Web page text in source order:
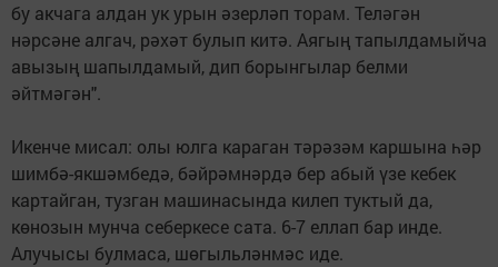
бу акчага алдан ук урын әзерләп торам. Теләгән
нәрсәне алгач, рәхәт булып китә. Аягың тапылдамыйча
авызың шапылдамый, дип борынгылар белми
әйтмәгән".
Икенче мисал: олы юлга караган тәрәзәм каршына һәр
шимбә-якшәмбедә, бәйрәмнәрдә бер абый үзе кебек
картайган, тузган машинасында килеп туктый да,
көнозын мунча себеркесе сата. 6-7 еллап бар инде.
Алучысы булмаса, шөгыльләнмәс иде.